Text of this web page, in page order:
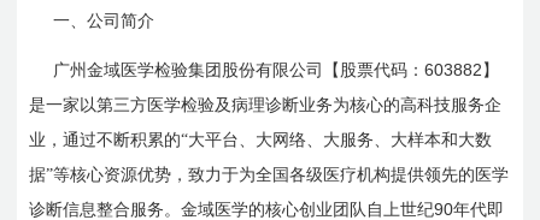
一、公司简介
广州金域医学检验集团股份有限公司【股票代码：603882 】
是一家以第三方医学检验及病理诊断业务为核心的高科技服务企
业，通过不断积累的“大平台、大网络、大服务、大样本和大数
据”等核心资源优势，致力于为全国各级医疗机构提供领先的医学
诊断信息整合服务。金域医学的核心创业团队自上世纪90年代即